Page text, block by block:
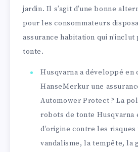
jardin. Il s’agit d’une bonne
pour les consommateurs
assurance habitation qui
tonte.
Husqvarna a développé en
HanseMerkur une
Automower Protect ? La
robots de tonte Husqvarna
d’origine contre les
vandalisme, la tempête, la